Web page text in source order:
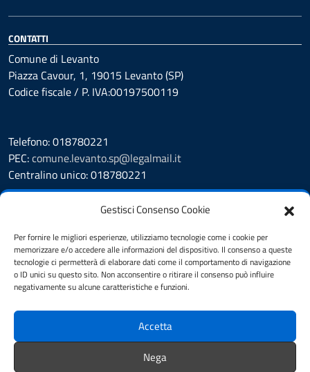
Gestisci Consenso Cookie
Per fornire le migliori esperienze, utilizziamo tecnologie come i cookie per
memorizzare e/o accedere alle informazioni del dispositivo. Il consenso a queste
tecnologie ci permetterà di elaborare dati come il comportamento di navigazione
o ID unici su questo sito. Non acconsentire o ritirare il consenso può influire
negativamente su alcune caratteristiche e funzioni.
Accetta
Nega
CONTATTI
Comune di Levanto
Piazza Cavour, 1, 19015 Levanto (SP)
Codice fiscale / P. IVA:00197500119
Telefono: 018780221
PEC:comune.levanto.sp@legalmail.it
Centralino unico: 018780221
Prenotazione appuntamento
Segnalazione disservizio
Whistleblowing
Amministrazione Trasparente
Albo Pretorio
Informativa privacy
Dichiarazione di accessibilità
Feedback